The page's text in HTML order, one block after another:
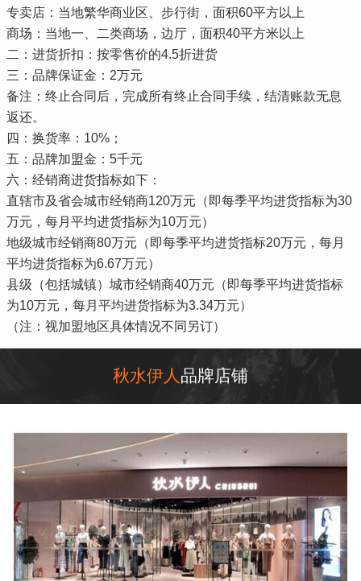
专卖店：当地繁华商业区、步行街，面积60平方以上
商场：当地一、二类商场，边厅，面积40平方米以上
二：进货折扣：按零售价的4.5折进货
三：品牌保证金：2万元
备注：终止合同后，完成所有终止合同手续，结清账款无息
返还。
四：换货率：10%；
五：品牌加盟金：5千元
六：经销商进货指标如下：
直辖市及省会城市经销商120万元（即每季平均进货指标为30
万元，每月平均进货指标为10万元）
地级城市经销商80万元（即每季平均进货指标20万元，每月
平均进货指标为6.67万元）
县级（包括城镇）城市经销商40万元（即每季平均进货指标
为10万元，每月平均进货指标为3.34万元）
（注：视加盟地区具体情况不同另订）
秋水伊人 品牌店铺